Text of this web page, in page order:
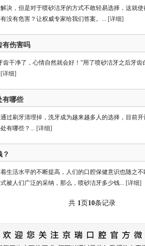
决，但是对于喷砂洁牙的方式不敢轻易选择，这就
没有危害？让权威专家给我们答案。... [详细]
有伤害吗
齿干净了，心情自然就会好！”用了喷砂洁牙之后牙
[详细]
有哪些
过刷牙清理掉，洗牙成为越来越多人的选择，目前
有哪些？... [详细]
？
生活水平的不断提高，人们的口腔保健意识也随之
被人们广泛的采纳，那么，喷砂洁牙多少钱... [详细]
共 1页10条记录